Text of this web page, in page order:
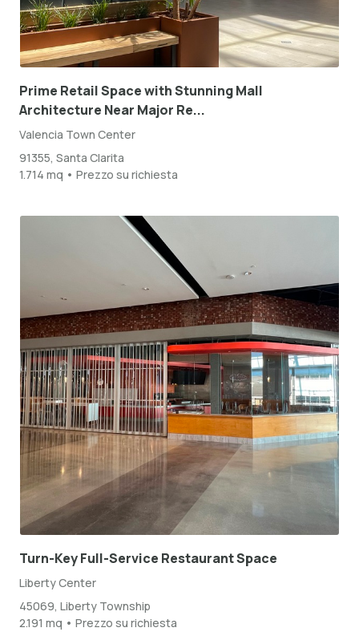
Prime Retail Space with Stunning Mall
Architecture Near Major Re...
Valencia Town Center
91355, Santa Clarita
1.714 mq • Prezzo su richiesta
Turn-Key Full-Service Restaurant Space
Liberty Center
45069, Liberty Township
2.191 mq • Prezzo su richiesta